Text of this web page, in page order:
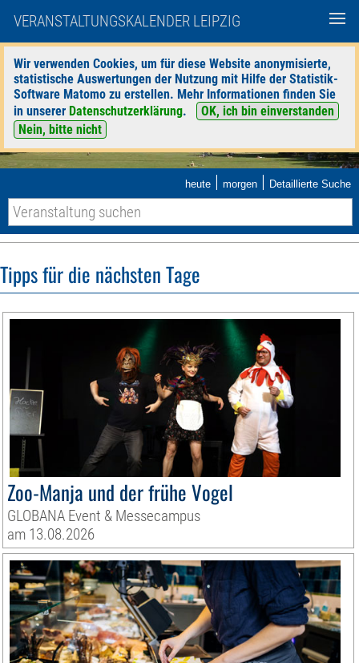
VERANSTALTUNGSKALENDER LEIPZIG
Wir verwenden Cookies, um für diese Website anonymisierte,
statistische Auswertungen der Nutzung mit Hilfe der Statistik-
Software Matomo zu erstellen. Mehr Informationen finden Sie
in unserer Datenschutzerklärung.
OK, ich bin einverstanden
Nein, bitte nicht
heute | morgen | Detaillierte Suche
Tipps für die nächsten Tage
Zoo-Manja und der frühe Vogel
GLOBANA Event & Messecampus
am 13.08.2026